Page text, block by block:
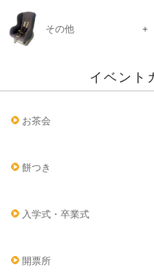
その他
イベント
お茶会
餅つき
入学式・卒業式
開票所